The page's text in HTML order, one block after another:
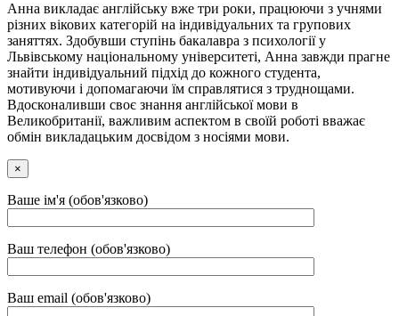
Анна викладає англійську вже три роки, працюючи з учнями
різних вікових категорій на індивідуальних та групових
заняттях. Здобувши ступінь бакалавра з психології у
Львівському національному університеті, Анна завжди прагне
знайти індивідуальний підхід до кожного студента,
мотивуючи і допомагаючи їм справлятися з труднощами.
Вдосконаливши своє знання англійської мови в
Великобританії, важливим аспектом в своїй роботі вважає
обмін викладацьким досвідом з носіями мови.
×
Ваше ім'я (обов'язково)
Ваш телефон (обов'язково)
Ваш email (обов'язково)